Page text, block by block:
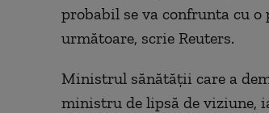
probabil se va confrunta cu
următoare, scrie Reuters.
Ministrul sănătăţii care a
ministru de lipsă de viziune,